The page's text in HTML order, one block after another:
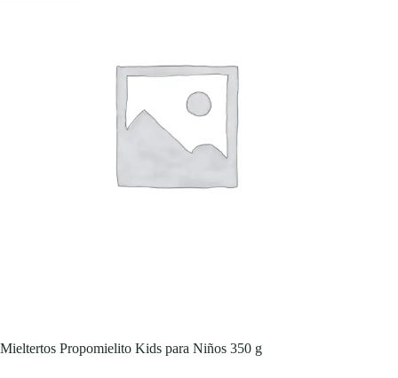
Mieltertos Propomielito Kids para Niños 350 g